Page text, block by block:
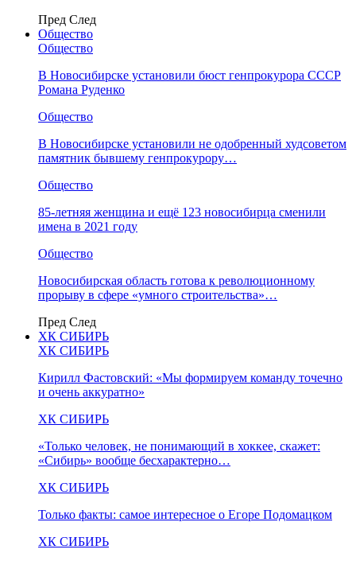
Пред След
Общество
Общество
В Новосибирске установили бюст генпрокурора СССР
Романа Руденко
Общество
В Новосибирске установили не одобренный худсоветом
памятник бывшему генпрокурору…
Общество
85-летняя женщина и ещё 123 новосибирца сменили
имена в 2021 году
Общество
Новосибирская область готова к революционному
прорыву в сфере «умного строительства»…
Пред След
ХК СИБИРЬ
ХК СИБИРЬ
Кирилл Фастовский: «Мы формируем команду точечно
и очень аккуратно»
ХК СИБИРЬ
«Только человек, не понимающий в хоккее, скажет:
«Сибирь» вообще бесхарактерно…
ХК СИБИРЬ
Только факты: самое интересное о Егоре Подомацком
ХК СИБИРЬ